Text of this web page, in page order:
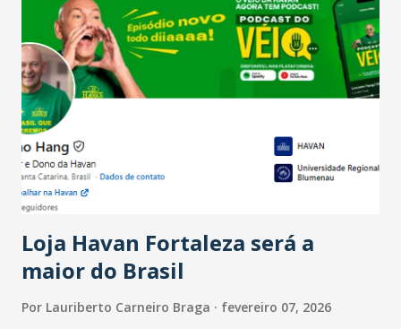
Salário para um número maior de trabalhadores, já que o
país tem a menor taxa de desemprego dos anos recentes.
Ainda segundo a Pesquisa, em novembro de 2025, 40% dos
bares e restaurantes operaram com lucro e outros 40%
registraram equilíbrio financeiro. Já o percentual de
estabelecimentos no prejuízo ficou em 19%, pouco abaixo
do observado no mês anterior. Outros 1% não existiam em
novembro. Em relação a outubro, o faturamento também
cresceu. De acordo com a pesquisa, 44% dos n...
Loja Havan Fortaleza será a
maior do Brasil
Por Lauriberto Carneiro Braga fevereiro 07, 2026